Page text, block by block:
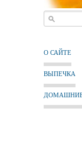
О САЙТЕ
ВЫПЕЧКА